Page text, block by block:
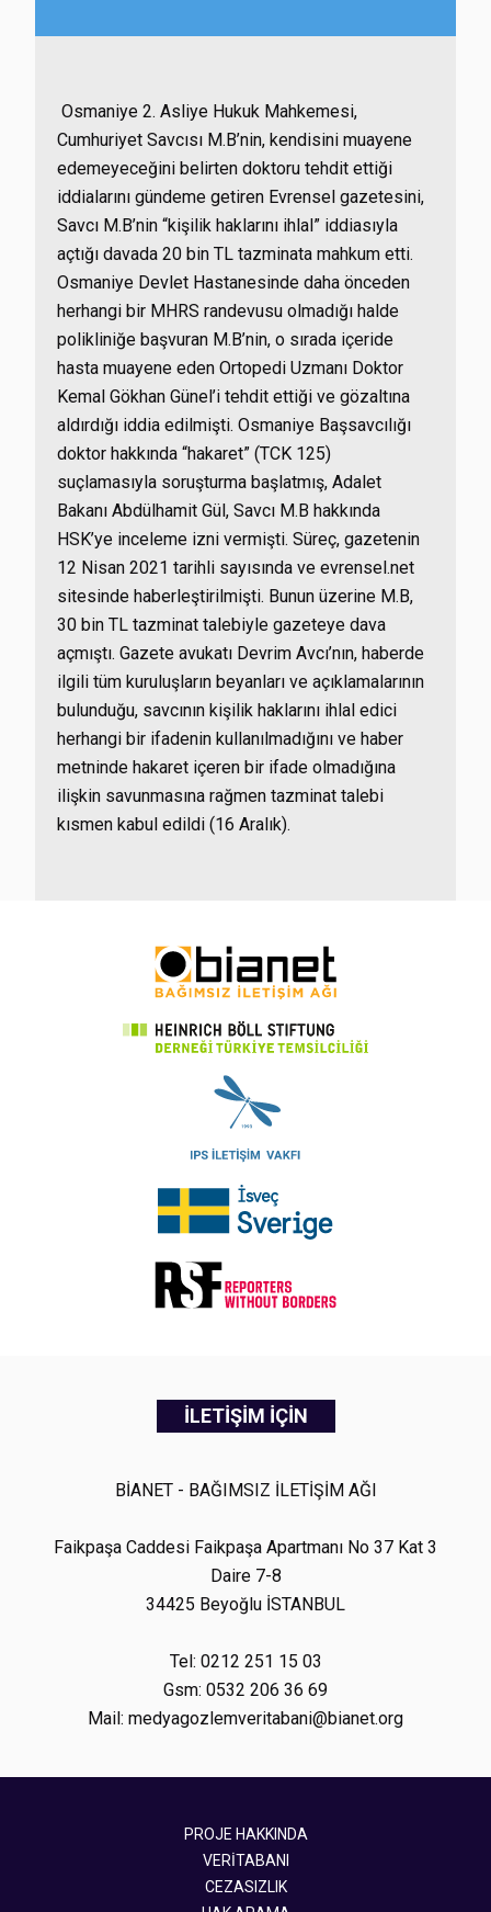
Osmaniye 2. Asliye Hukuk Mahkemesi,
Cumhuriyet Savcısı M.B’nin, kendisini muayene
edemeyeceğini belirten doktoru tehdit ettiği
iddialarını gündeme getiren Evrensel gazetesini,
Savcı M.B’nin “kişilik haklarını ihlal” iddiasıyla
açtığı davada 20 bin TL tazminata mahkum etti.
Osmaniye Devlet Hastanesinde daha önceden
herhangi bir MHRS randevusu olmadığı halde
polikliniğe başvuran M.B’nin, o sırada içeride
hasta muayene eden Ortopedi Uzmanı Doktor
Kemal Gökhan Günel’i tehdit ettiği ve gözaltına
aldırdığı iddia edilmişti. Osmaniye Başsavcılığı
doktor hakkında “hakaret” (TCK 125)
suçlamasıyla soruşturma başlatmış, Adalet
Bakanı Abdülhamit Gül, Savcı M.B hakkında
HSK’ye inceleme izni vermişti. Süreç, gazetenin
12 Nisan 2021 tarihli sayısında ve evrensel.net
sitesinde haberleştirilmişti. Bunun üzerine M.B,
30 bin TL tazminat talebiyle gazeteye dava
açmıştı. Gazete avukatı Devrim Avcı’nın, haberde
ilgili tüm kuruluşların beyanları ve açıklamalarının
bulunduğu, savcının kişilik haklarını ihlal edici
herhangi bir ifadenin kullanılmadığını ve haber
metninde hakaret içeren bir ifade olmadığına
ilişkin savunmasına rağmen tazminat talebi
kısmen kabul edildi (16 Aralık).
İLETİŞİM İÇİN
BİANET - BAĞIMSIZ İLETİŞİM AĞI
Faikpaşa Caddesi Faikpaşa Apartmanı No 37 Kat 3
Daire 7-8
34425 Beyoğlu İSTANBUL
Tel: 0212 251 15 03
Gsm: 0532 206 36 69
Mail: medyagozlemveritabani@bianet.org
PROJE HAKKINDA
VERİTABANI
CEZASIZLIK